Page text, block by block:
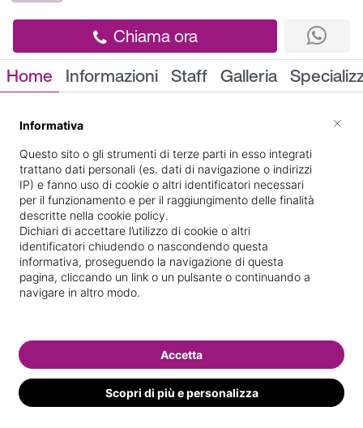
Chiama ora
Home Informazioni Staff Galleria
Informazioni
STR. VIGNOLESE 86 Indicazioni stradali
Informativa
Questo sito o gli strumenti di terze parti in esso integrati
trattano dati personali (es. dati di navigazione o indirizzi
IP) e fanno uso di cookie o altri identificatori necessari
per il funzionamento e per il raggiungimento delle finalità
descritte nella cookie policy.
Dichiari di accettare l’utilizzo di cookie o altri
identificatori chiudendo o nascondendo questa
informativa, proseguendo la navigazione di questa
pagina, cliccando un link o un pulsante o continuando a
navigare in altro modo.
Scopri di più e personalizza
Accetta
×